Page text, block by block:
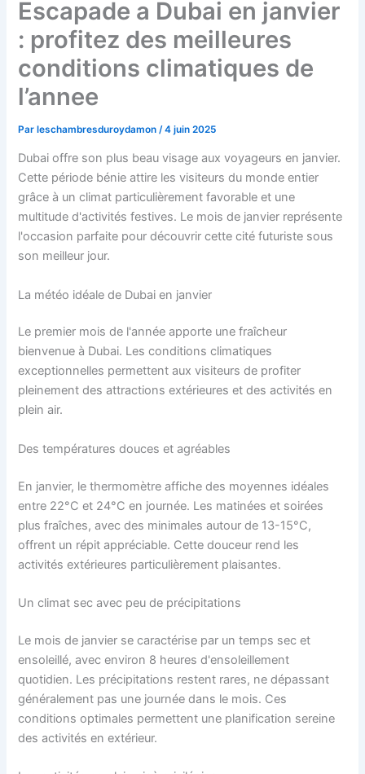
Escapade a Dubai en janvier
: profitez des meilleures
conditions climatiques de
l’annee
Parleschambresduroydamon /4 juin 2025
Dubai offre son plus beau visage aux voyageurs en janvier.
Cette période bénie attire les visiteurs du monde entier
grâce à un climat particulièrement favorable et une
multitude d'activités festives. Le mois de janvier représente
l'occasion parfaite pour découvrir cette cité futuriste sous
son meilleur jour.
La météo idéale de Dubai en janvier
Le premier mois de l'année apporte une fraîcheur
bienvenue à Dubai. Les conditions climatiques
exceptionnelles permettent aux visiteurs de profiter
pleinement des attractions extérieures et des activités en
plein air.
Des températures douces et agréables
En janvier, le thermomètre affiche des moyennes idéales
entre 22°C et 24°C en journée. Les matinées et soirées
plus fraîches, avec des minimales autour de 13-15°C,
offrent un répit appréciable. Cette douceur rend les
activités extérieures particulièrement plaisantes.
Un climat sec avec peu de précipitations
Le mois de janvier se caractérise par un temps sec et
ensoleillé, avec environ 8 heures d'ensoleillement
quotidien. Les précipitations restent rares, ne dépassant
généralement pas une journée dans le mois. Ces
conditions optimales permettent une planification sereine
des activités en extérieur.